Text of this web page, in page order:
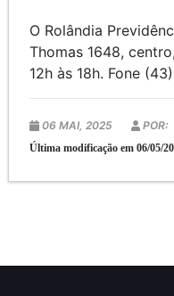
O Rolândia
Thomas 1648,
12h às 18h. Fone
06 MAI, 2025 POR:
Última modificação em 06/05/